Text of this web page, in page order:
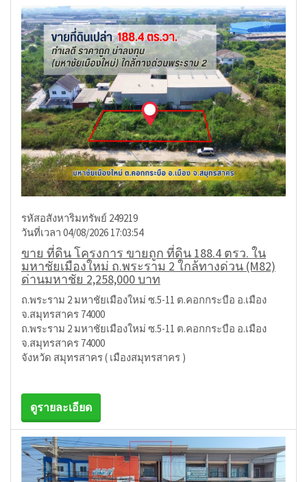
รหัสอสังหาริมทรัพย์ 249219
วันที่เวลา 04/08/2026 17:03:54
ขาย ที่ดิน โครงการ ขายถูก ที่ดิน 188.4 ตรว. ใน
มหาชัยเมืองใหม่ ถ.พระราม 2 ใกล้ทางด่วน (M82)
ด่านมหาชัย 2,258,000 บาท
ถ.พระราม 2 มหาชัยเมืองใหม่ ซ.5-11 ต.คอกกระบือ อ.เมือง
จ.สมุทรสาคร 74000
ถ.พระราม 2 มหาชัยเมืองใหม่ ซ.5-11 ต.คอกกระบือ อ.เมือง
จ.สมุทรสาคร 74000
จังหวัด สมุทรสาคร ( เมืองสมุทรสาคร )
ดูรายละเอียด